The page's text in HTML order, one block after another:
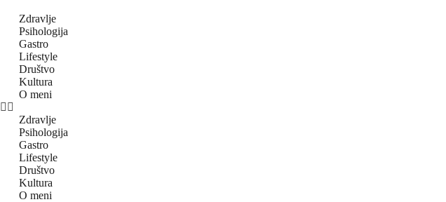
Zdravlje
Psihologija
Gastro
Lifestyle
Društvo
Kultura
O meni
Zdravlje
Psihologija
Gastro
Lifestyle
Društvo
Kultura
O meni